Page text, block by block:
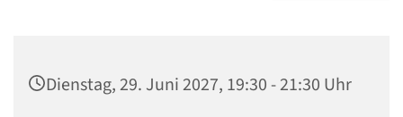
Dienstag, 29. Juni 2027, 19:30 - 21:30 Uhr